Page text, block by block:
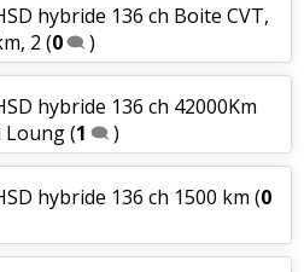
hybride 136 ch Boite CVT,
2 (0 )
hybride 136 ch 42000Km
Loung(1 )
hybride 136 ch 1500 km (0